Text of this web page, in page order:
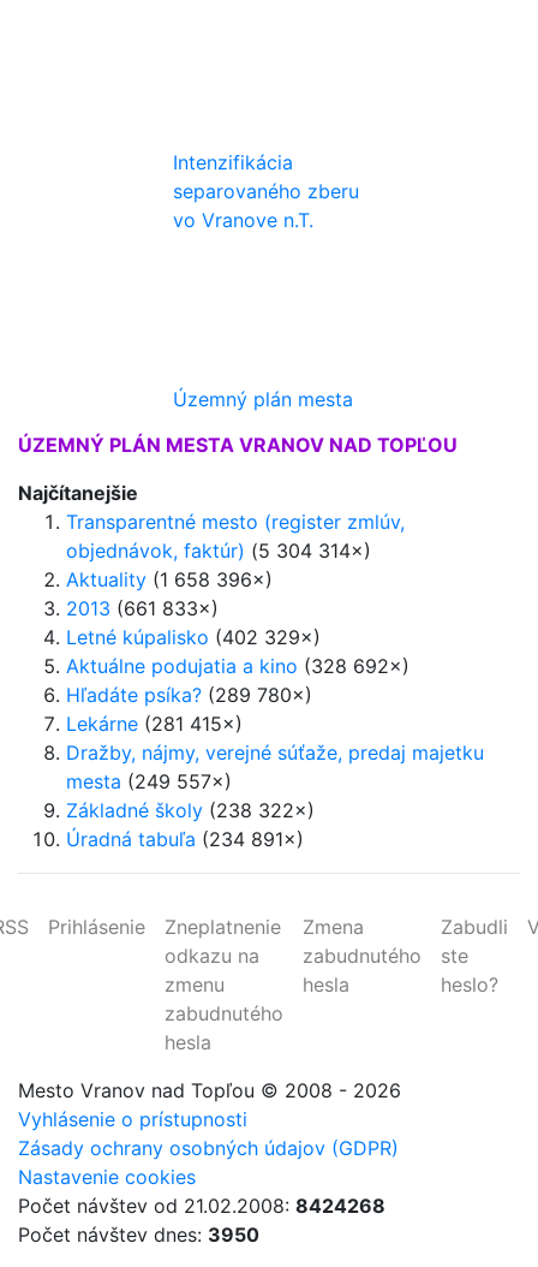
Intenzifikácia
separovaného zberu
vo Vranove n.T.
Územný plán mesta
ÚZEMNÝ PLÁN MESTA VRANOV NAD TOPĽOU
Najčítanejšie
Transparentné mesto (register zmlúv,
objednávok, faktúr) (5 304 314×)
Aktuality (1 658 396×)
2013 (661 833×)
Letné kúpalisko (402 329×)
Aktuálne podujatia a kino (328 692×)
Hľadáte psíka? (289 780×)
Lekárne (281 415×)
Dražby, nájmy, verejné súťaže, predaj majetku
mesta (249 557×)
Základné školy (238 322×)
Úradná tabuľa (234 891×)
Prihlásenie
Zneplatnenie
odkazu na
zmenu
zabudnutého
hesla
Zmena
zabudnutého
hesla
Zabudli
ste
heslo?
Mesto Vranov nad Topľou © 2008 - 2026
Vyhlásenie o prístupnosti
Zásady ochrany osobných údajov (GDPR)
Nastavenie cookies
Počet návštev od 21.02.2008: 8424268
Počet návštev dnes: 3950